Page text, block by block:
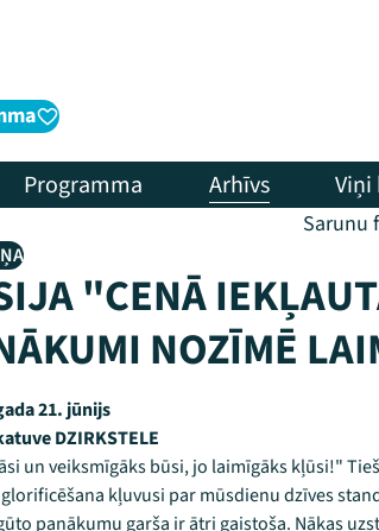
Programma Arhīvs Viņi
Sarunu
"CENĀ
NOZĪMĒ
21. jūnijs
DZIRKSTELE
un veiksmīgāks būsi, jo laimīgāks kļūsi!"
kļuvusi par mūsdienu dzīves
panākumu garša ir ātri gaistoša. Nākas